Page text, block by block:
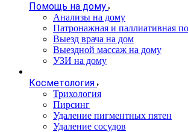
Помощь на дому
Анализы на дому
Патронажная и паллиативная
Выезд врача на дом
Выездной массаж на дому
УЗИ на дому
Косметология
Трихология
Пирсинг
Удаление пигментных пятен
Удаление сосудов